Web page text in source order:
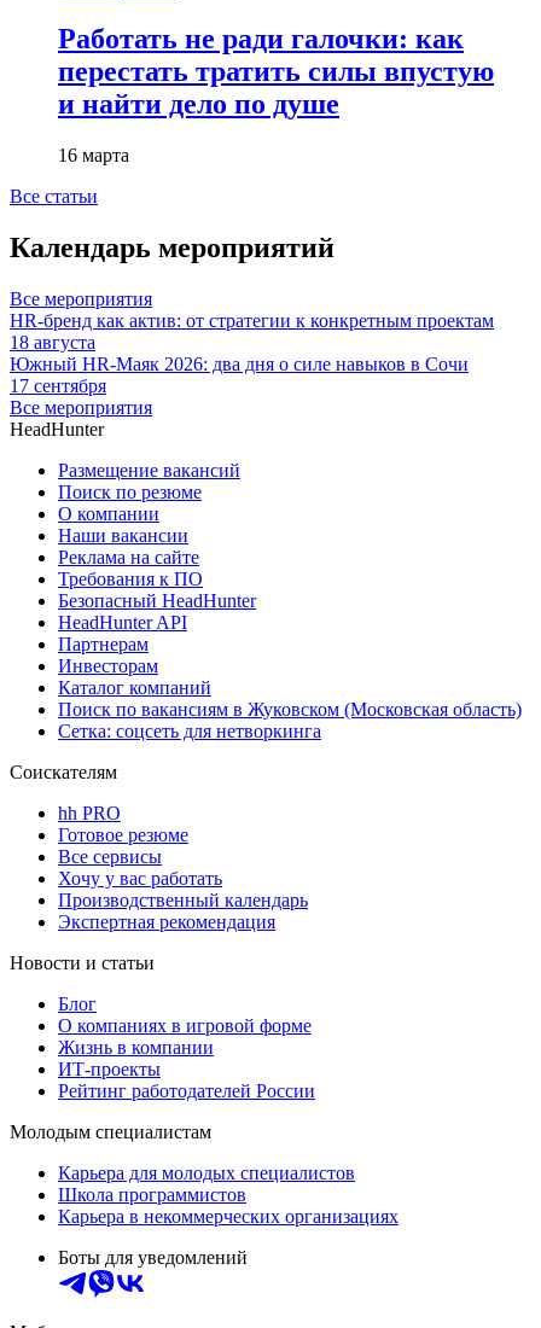
Работать не ради галочки: как
перестать тратить силы впустую
и найти дело по душе
16 марта
Все статьи
Календарь мероприятий
Все мероприятия
HR-бренд как актив: от стратегии к конкретным проектам
18 августа
Южный HR-Маяк 2026: два дня о силе навыков в Сочи
17 сентября
Все мероприятия
HeadHunter
Размещение вакансий
Поиск по резюме
О компании
Наши вакансии
Реклама на сайте
Требования к ПО
Безопасный HeadHunter
HeadHunter API
Партнерам
Инвесторам
Каталог компаний
Поиск по вакансиям в Жуковском (Московская область)
Сетка: соцсеть для нетворкинга
Соискателям
hh PRO
Готовое резюме
Все сервисы
Хочу у вас работать
Производственный календарь
Экспертная рекомендация
Новости и статьи
Блог
О компаниях в игровой форме
Жизнь в компании
ИТ-проекты
Рейтинг работодателей России
Молодым специалистам
Карьера для молодых специалистов
Школа программистов
Карьера в некоммерческих организациях
Боты для уведомлений